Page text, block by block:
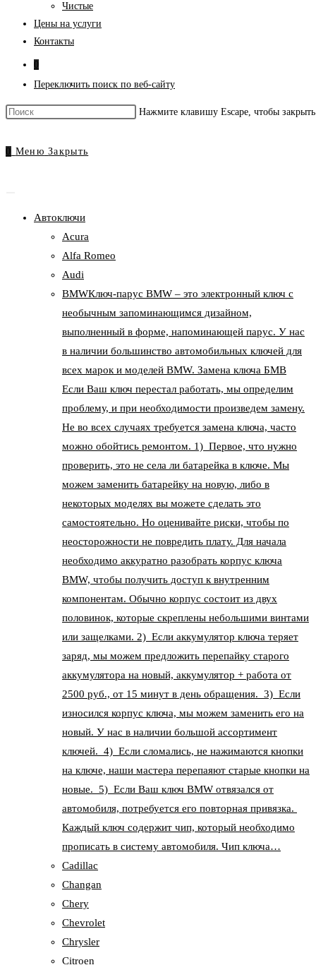
Чистые
Цены на услуги
Контакты
0
Переключить поиск по веб-сайту
Нажмите клавишу Escape, чтобы
0 Меню Закрыть
Автоключи
Acura
Alfa Romeo
Audi
BMWКлюч-парус BMW – это электронный ключ с
необычным запоминающимся дизайном,
выполненный в форме, напоминающей парус. У нас
в наличии большинство автомобильных ключей для
всех марок и моделей BMW. Замена ключа БМВ
Если Ваш ключ перестал работать, мы определим
проблему, и при необходимости произведем замену.
Не во всех случаях требуется замена ключа, часто
можно обойтись ремонтом. 1) Первое, что нужно
проверить, это не села ли батарейка в ключе. Мы
можем заменить батарейку на новую, либо в
некоторых моделях вы можете сделать это
самостоятельно. Но оценивайте риски, чтобы по
неосторожности не повредить плату. Для начала
необходимо аккуратно разобрать корпус ключа
BMW, чтобы получить доступ к внутренним
компонентам. Обычно корпус состоит из двух
половинок, которые скреплены небольшими винтами
или защелками. 2) Если аккумулятор ключа теряет
заряд, мы можем предложить перепайку старого
аккумулятора на новый, аккумулятор + работа от
2500 руб., от 15 минут в день обращения. 3) Если
износился корпус ключа, мы можем заменить его на
новый. У нас в наличии большой ассортимент
ключей. 4) Если сломались, не нажимаются кнопки
на ключе, наши мастера перепаяют старые кнопки на
новые. 5) Если Ваш ключ BMW отвязался от
автомобиля, потребуется его повторная привязка.
Каждый ключ содержит чип, который необходимо
прописать в систему автомобиля. Чип ключа…
Cadillac
Changan
Chery
Chevrolet
Chrysler
Citroen